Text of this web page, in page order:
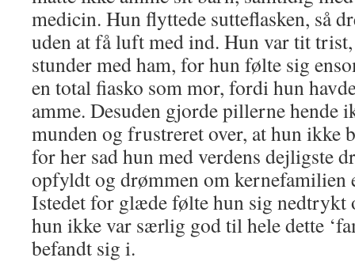
medicin. Hun flyttede sutteflasken, så
uden at få luft med ind. Hun var tit
stunder med ham, for hun følte sig
en total fiasko som mor, fordi hun
amme. Desuden gjorde pillerne hende
munden og frustreret over, at hun ikke
for her sad hun med verdens dejligste
opfyldt og drømmen om kernefamilien
Istedet for glæde følte hun sig nedtrykt
hun ikke var særlig god til hele dette
befandt sig i.